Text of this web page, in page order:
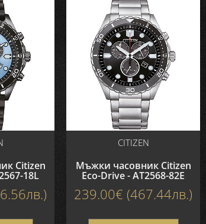
Citizen
18L
CITIZEN
Мъжки часовник Citizen
Eco-Drive - AT2568-82E
239.00€ (467.44лв.)